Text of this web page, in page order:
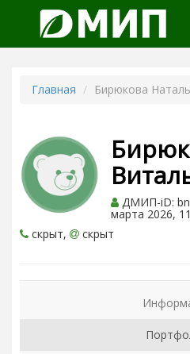
Главная Бирюкова
ДМИП-iD:
марта 2026,
скрыт,
скрыт